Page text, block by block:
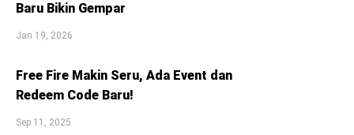
Baru Bikin Gempar
Jan 19, 2026
Free Fire Makin Seru, Ada Event dan
Redeem Code Baru!
Sep 11, 2025